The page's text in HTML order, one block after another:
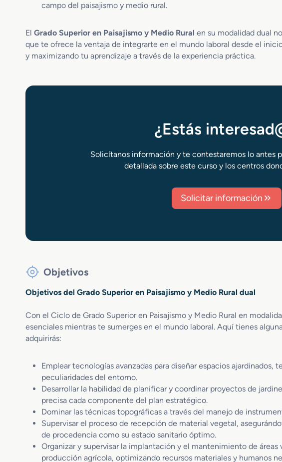
campo del paisajismo y medio rural.
El Grado Superior en Paisajismo y Medio Rural en su modalidad dual
que te ofrece la ventaja de integrarte en el mundo laboral desde el
y maximizando tu aprendizaje a través de la experiencia práctica.
¿Estás
Solicítanos información y te contestaremos lo antes
detallada sobre este curso y los centros
Solicitar información
Objetivos
Objetivos del Grado Superior en Paisajismo y Medio Rural dual
Con el Ciclo de Grado Superior en Paisajismo y Medio Rural en
esenciales mientras te sumerges en el mundo laboral. Aquí tienes
adquirirás:
Emplear tecnologías avanzadas para diseñar espacios ajardinados,
peculiaridades del entorno.
Desarrollar la habilidad de planificar y coordinar proyectos de
precisa cada componente del plan estratégico.
Dominar las técnicas topográficas a través del manejo de
Supervisar el proceso de recepción de material vegetal,
de procedencia como su estado sanitario óptimo.
Organizar y supervisar la implantación y el mantenimiento de áreas
producción agrícola, optimizando recursos materiales y humanos